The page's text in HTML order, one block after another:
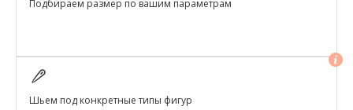
Подбираем размер по вашим параметрам
Шьем под конкретные типы фигур